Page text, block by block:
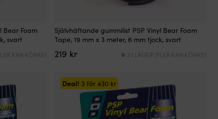
Bear Foam
svart
KAN KÖPAS)
Självhäftande gummilist PSP Vinyl Bear Foam
Tape, 19 mm x 3 meter, 6 mm tjock, svart
219 kr 3 I LAGER (FLER KAN KÖPAS)
Deal! 3 för 430 kr